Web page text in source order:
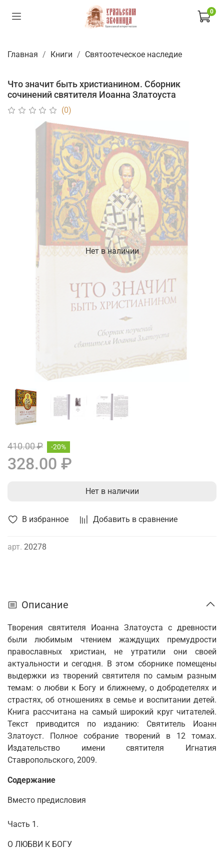
0
Главная Книги Святоотеческое наследие
Что значит быть христианином. Сборник
сочинений святителя Иоанна Златоуста
(0)
В избранное Добавить в сравнение
арт. 20278
Нет в наличии
410.00 ₽
328.00 ₽
-20%
Нет в наличии
Описание
Творения святителя Иоанна Златоуста с древности
были любимым чтением жаждущих премудрости
православных христиан, не утратили они своей
актуальности и сегодня. В этом сборнике помещены
выдержки из творений святителя по самым разным
темам: о любви к Богу и ближнему, о добродетелях и
страстях, об отношениях в семье и воспитании детей.
Книга рассчитана на самый широкий круг читателей.
Текст приводится по изданию: Святитель Иоанн
Златоуст. Полное собрание творений в 12 томах.
Издательство имени святителя Игнатия
Ставропольского, 2009.
Содержание
Вместо предисловия
Часть 1.
О ЛЮБВИ К БОГУ